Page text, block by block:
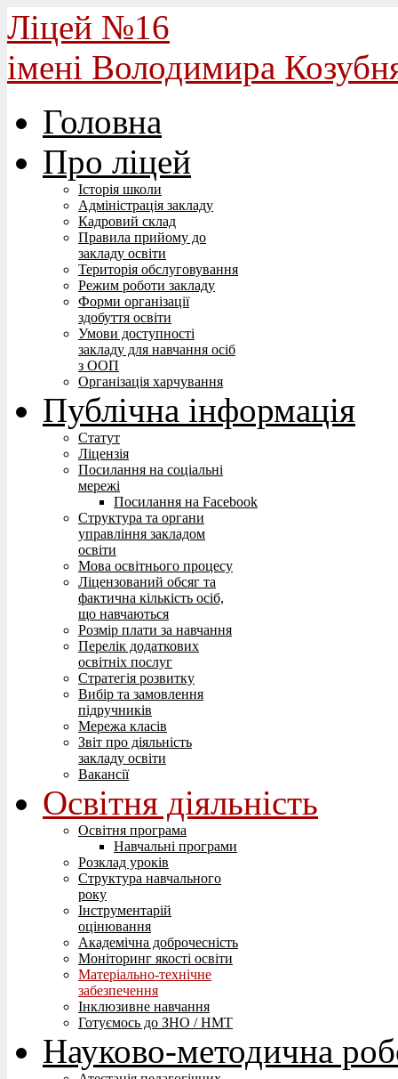
Ліцей №16
імені Володимира
Головна
Про ліцей
Історія школи
Адміністрація закладу
Кадровий склад
Правила прийому до
закладу освіти
Територія обслуговування
Режим роботи закладу
Форми організації
здобуття освіти
Умови доступності
закладу для навчання осіб
з ООП
Організація харчування
Публічна інформація
Статут
Ліцензія
Посилання на соціальні
мережі
Посилання на Facebook
Структура та органи
управління закладом
освіти
Мова освітнього процесу
Ліцензований обсяг та
фактична кількість осіб,
що навчаються
Розмір плати за навчання
Перелік додаткових
освітніх послуг
Стратегія розвитку
Вибір та замовлення
підручників
Мережа класів
Звіт про діяльність
закладу освіти
Вакансії
Освітня діяльність
Освітня програма
Навчальні програми
Розклад уроків
Структура навчального
року
Інструментарій
оцінювання
Академічна доброчесність
Моніторинг якості освіти
Матеріально-технічне
забезпечення
Інклюзивне навчання
Готуємось до ЗНО / НМТ
Науково-методична